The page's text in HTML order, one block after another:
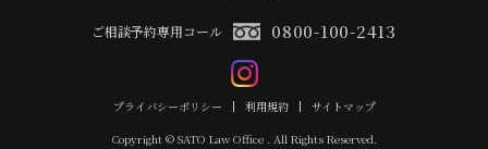
ご相談予約専用コール 0800-100-2413
プライバシーポリシー 利用規約
サイトマップ
Copyright © SATO Law Office . All Rights Reserved.